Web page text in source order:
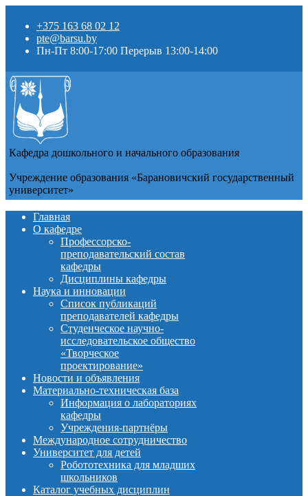
+375 163 68 02 12
pte@barsu.by
Пн-Пт 8:00-17:00 Перерыв 13:00-14:00
Кафедра дошкольного и начального образования
Учреждение образования «Барановичский государственный
университет»
Главная
О кафедре
Профессорско-
преподавательский состав
кафедры
Дисциплины кафедры
Наука и инновации
Список публикаций
преподавателей кафедры
Студенческое научно-
исследовательское общество
«Творческое
проектирование»
Новости и объявления
Материально-техническая база
Информация о лабораториях
кафедры
Учреждения-партнёры
Международное сотрудничество
Университет для детей
Робототехника для младших
школьников
Каталог учебных дисциплин